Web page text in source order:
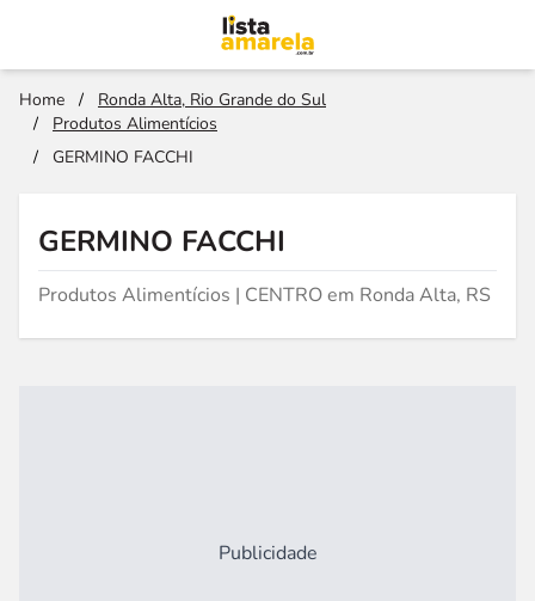
Home /
Ronda Alta, Rio Grande do Sul
/
Produtos Alimentícios
/
GERMINO FACCHI
GERMINO FACCHI
Produtos Alimentícios | CENTRO em Ronda Alta, RS
Publicidade